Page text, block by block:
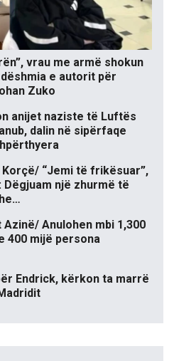
vrau me armë shokun
e autorit për
Zuko
anijet naziste të Luftës
dalin në sipërfaqe
“Jemi të frikësuar”,
një zhurmë të
Azinë/ Anulohen mbi 1,300
400 mijë persona
Endrick, kërkon ta marrë